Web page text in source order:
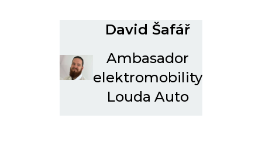
David Šafář
Ambasador
elektromobility
Louda Auto